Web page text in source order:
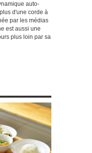
auto-
d'une corde à
par les médias
est aussi une
plus loin par sa